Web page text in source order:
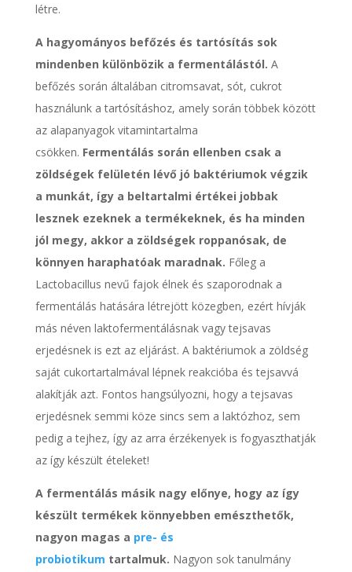
létre.
A hagyományos befőzés és tartósítás sok
mindenben különbözik a fermentálástól. A
befőzés során általában citromsavat, sót, cukrot
használunk a tartósításhoz, amely során többek között
az alapanyagok vitamintartalma
csökken. Fermentálás során ellenben csak a
zöldségek felületén lévő jó baktériumok végzik
a munkát, így a beltartalmi értékei jobbak
lesznek ezeknek a termékeknek, és ha minden
jól megy, akkor a zöldségek roppanósak, de
könnyen haraphatóak maradnak. Főleg a
Lactobacillus nevű fajok élnek és szaporodnak a
fermentálás hatására létrejött közegben, ezért hívják
más néven laktofermentálásnak vagy tejsavas
erjedésnek is ezt az eljárást. A baktériumok a zöldség
saját cukortartalmával lépnek reakcióba és tejsavvá
alakítják azt. Fontos hangsúlyozni, hogy a tejsavas
erjedésnek semmi köze sincs sem a laktózhoz, sem
pedig a tejhez, így az arra érzékenyek is fogyaszthatják
az így készült ételeket!
A fermentálás másik nagy előnye, hogy az így
készült termékek könnyebben emészthetők,
nagyon magas a pre- és
probiotikum tartalmuk. Nagyon sok tanulmány